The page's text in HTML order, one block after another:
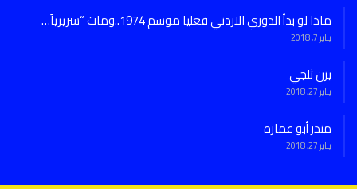
ماذا لو بدأ الدوري الاردني فعليا موسم 1974..ومات “سريرياً…
يناير 7, 2018
يزن ثلجي
يناير 27, 2018
منذر أبو عماره
يناير 27, 2018